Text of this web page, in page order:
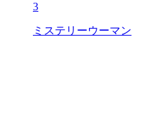
3
ミステリーウーマン